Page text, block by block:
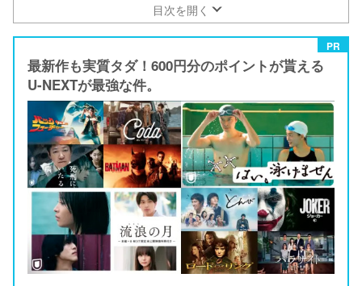
目次を開く
PR
最新作も実質タダ！600円分のポイントが貰える
U-NEXTが最強な件。